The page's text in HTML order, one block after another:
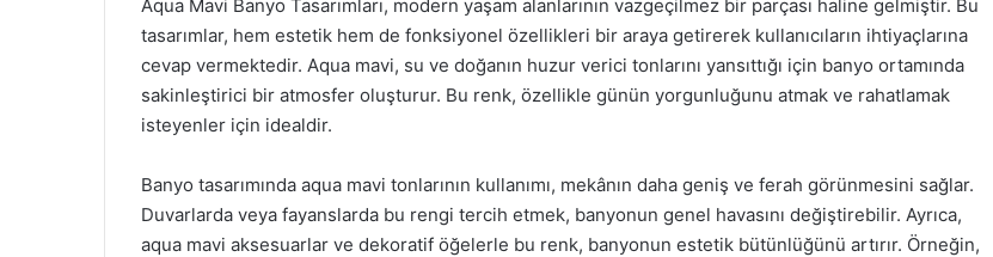
Aqua Mavi Banyo Tasarımları, modern yaşam alanlarının vazgeçilmez bir parçası haline gelmiştir. Bu
tasarımlar, hem estetik hem de fonksiyonel özellikleri bir araya getirerek kullanıcıların ihtiyaçlarına
cevap vermektedir. Aqua mavi, su ve doğanın huzur verici tonlarını yansıttığı için banyo ortamında
sakinleştirici bir atmosfer oluşturur. Bu renk, özellikle günün yorgunluğunu atmak ve rahatlamak
isteyenler için idealdir.
Banyo tasarımında aqua mavi tonlarının kullanımı, mekânın daha geniş ve ferah görünmesini sağlar.
Duvarlarda veya fayanslarda bu rengi tercih etmek, banyonun genel havasını değiştirebilir. Ayrıca,
aqua mavi aksesuarlar ve dekoratif öğelerle bu renk, banyonun estetik bütünlüğünü artırır. Örneğin,